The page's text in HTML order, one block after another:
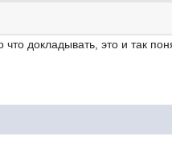
докладывать, это и так